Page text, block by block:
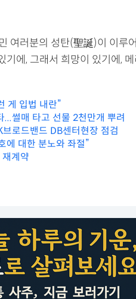
여러분의 성탄(聖誕)이 이루
기에, 그래서 희망이 있기에,
게 입법 내란”
썰매 타고 선물 2천만개 뿌려
로드밴드 DB센터현장 점검
에 대한 분노와 좌절”
계약